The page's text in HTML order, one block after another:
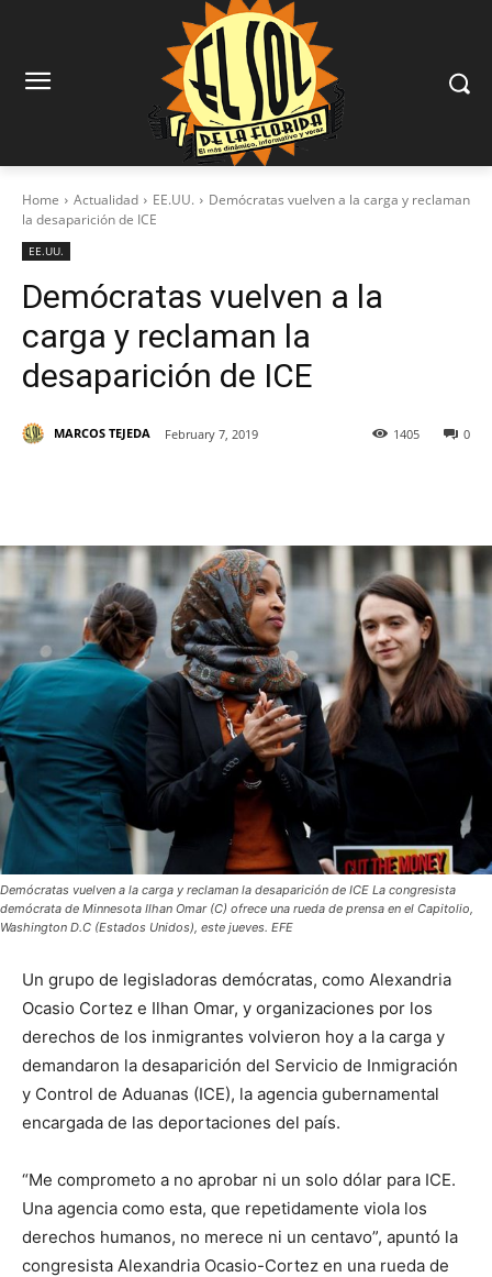
Home Actualidad EE.UU.
Demócratas vuelven a la carga y reclaman
la desaparición de ICE
EE.UU.
Demócratas vuelven a la
carga y reclaman la
desaparición de ICE
MARCOS TEJEDA February 7, 2019 0
1405
Demócratas vuelven a la carga y reclaman la desaparición de ICE La congresista
demócrata de Minnesota Ilhan Omar (C) ofrece una rueda de prensa en el Capitolio,
Washington D.C (Estados Unidos), este jueves. EFE
Un grupo de legisladoras demócratas, como Alexandria
Ocasio Cortez e Ilhan Omar, y organizaciones por los
derechos de los inmigrantes volvieron hoy a la carga y
demandaron la desaparición del Servicio de Inmigración
y Control de Aduanas (ICE), la agencia gubernamental
encargada de las deportaciones del país.
“Me comprometo a no aprobar ni un solo dólar para ICE.
Una agencia como esta, que repetidamente viola los
derechos humanos, no merece ni un centavo”, apuntó la
congresista Alexandria Ocasio-Cortez en una rueda de